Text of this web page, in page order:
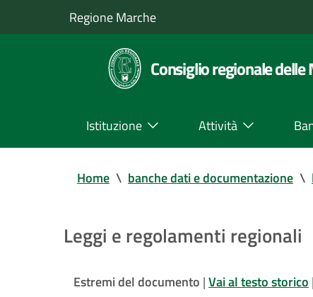
Regione Marche
Consiglio regionale delle
Istituzione Attività
Home \ banche dati e documentazione \
Leggi e regolamenti regionali
Estremi del documento |Vai al testo storico |